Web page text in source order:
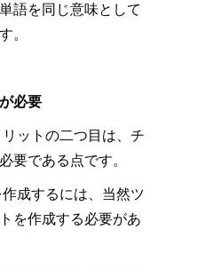
語を同じ意味として
。
必要
ットの二つ目は、チ
要である点です。
成するには、当然ツ
を作成する必要があ